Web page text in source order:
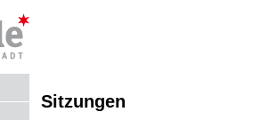
Sitzungen